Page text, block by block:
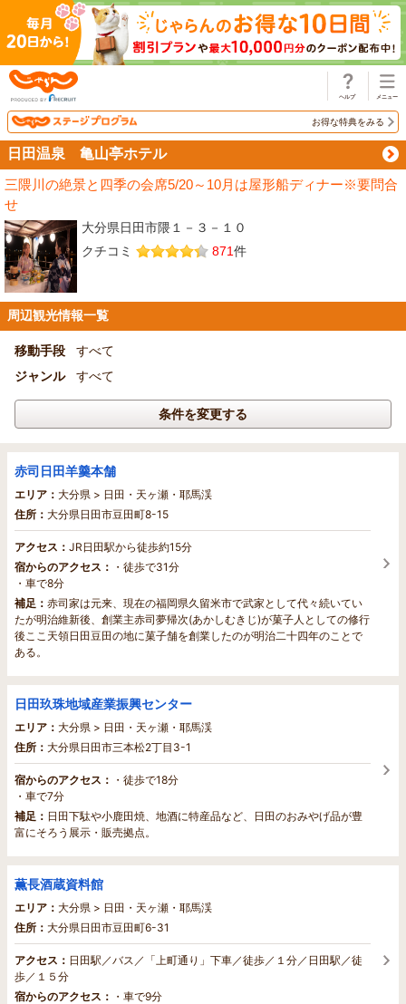
お得な特典をみる
日田温泉 亀山亭ホテル
三隈川の絶景と四季の会席5/20～10月は屋形船ディナー※要問合
せ
大分県日田市隈１－３－１０
クチコミ
871件
周辺観光情報一覧
移動手段
すべて
ジャンル
すべて
条件を変更する
赤司日田羊羹本舗
エリア： 大分県 > 日田・天ヶ瀬・耶馬渓
住所： 大分県日田市豆田町8-15
アクセス： JR日田駅から徒歩約15分
宿からのアクセス： ・徒歩で31分
・車で8分
補足： 赤司家は元来、現在の福岡県久留米市で武家として代々続いてい
たが明治維新後、創業主赤司夢帰次(あかしむきじ)が菓子人としての修行
後ここ天領日田豆田の地に菓子舗を創業したのが明治二十四年のことで
ある。
日田玖珠地域産業振興センター
エリア： 大分県 > 日田・天ヶ瀬・耶馬渓
住所： 大分県日田市三本松2丁目3-1
宿からのアクセス： ・徒歩で18分
・車で7分
補足： 日田下駄や小鹿田焼、地酒に特産品など、日田のおみやげ品が豊
富にそろう展示・販売拠点。
薫長酒蔵資料館
エリア： 大分県 > 日田・天ヶ瀬・耶馬渓
住所： 大分県日田市豆田町6-31
アクセス： 日田駅／バス／「上町通り」下車／徒歩／１分／日田駅／徒
歩／１５分
宿からのアクセス： ・車で9分